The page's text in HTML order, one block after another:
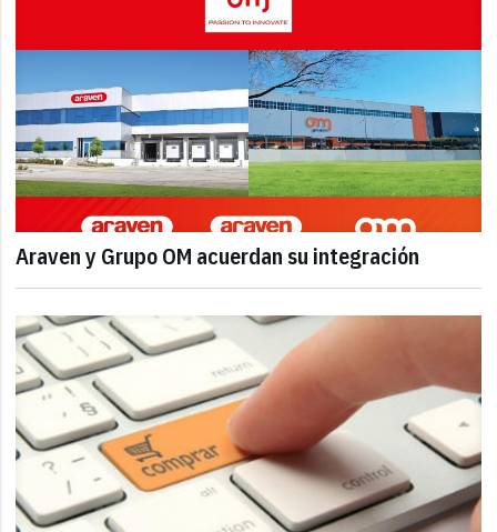
Araven y Grupo OM acuerdan su integración